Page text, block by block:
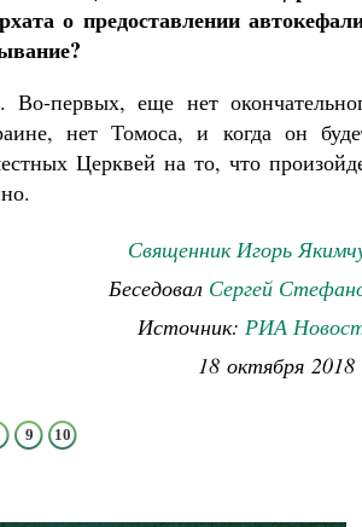
о предоставлении
первых, еще нет
нет Томоса, и когда он
Церквей на то, что
Священник Игорь
Беседовал Сергей
Источник: РИА
18 октября 2018
9 10